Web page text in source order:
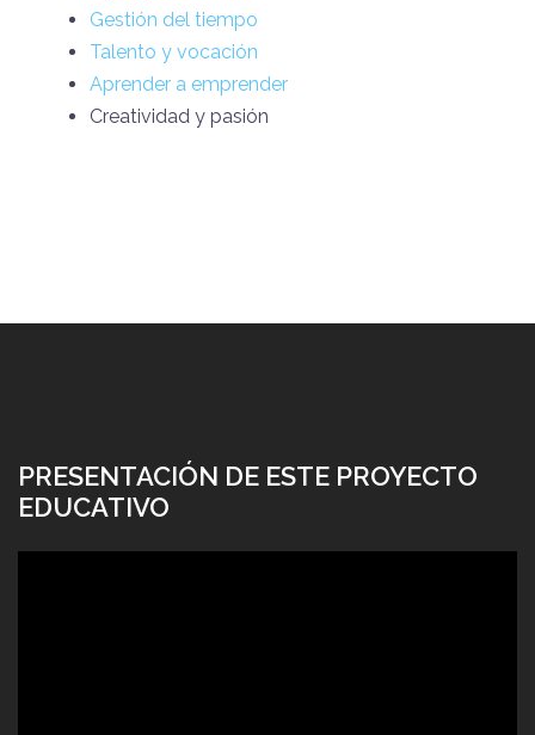
Gestión del tiempo
Talento y vocación
Aprender a emprender
Creatividad y pasión
PRESENTACIÓN DE ESTE PROYECTO
EDUCATIVO